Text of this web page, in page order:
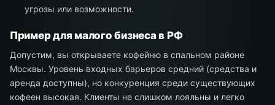
угрозы или возможности.
Пример для малого бизнеса в РФ
Допустим, вы открываете кофейню в спальном районе
Москвы. Уровень входных барьеров средний (средства и
аренда доступны), но конкуренция среди существующих
кофеен высокая. Клиенты не слишком лояльны и легко